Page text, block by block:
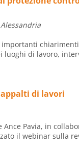
importanti
di lavoro,
appalti di lavori
Pavia, in
il webinar sulla